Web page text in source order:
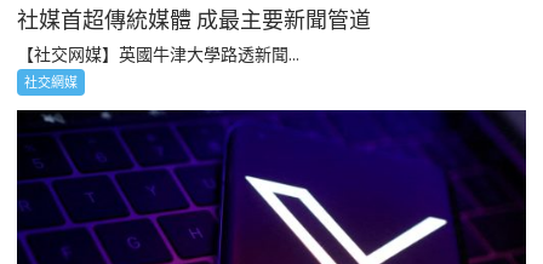
社媒首超傳統媒體 成最主要新聞管道
【社交网媒】英國牛津大學路透新聞...
社交網媒